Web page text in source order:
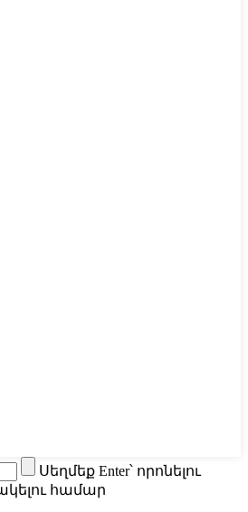
Սեղմեք Enter՝ որոնելու
համար